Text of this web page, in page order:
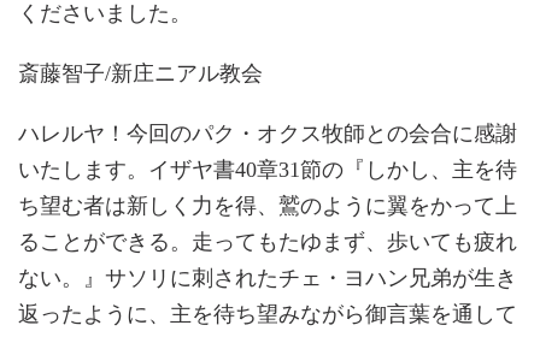
くださいました。
斎藤智子/新庄ニアル教会
ハレルヤ！今回のパク・オクス牧師との会合に感謝
いたします。イザヤ書40章31節の『しかし、主を待
ち望む者は新しく力を得、鷲のように翼をかって上
ることができる。走ってもたゆまず、歩いても疲れ
ない。』サソリに刺されたチェ・ヨハン兄弟が生き
返ったように、主を待ち望みながら御言葉を通して